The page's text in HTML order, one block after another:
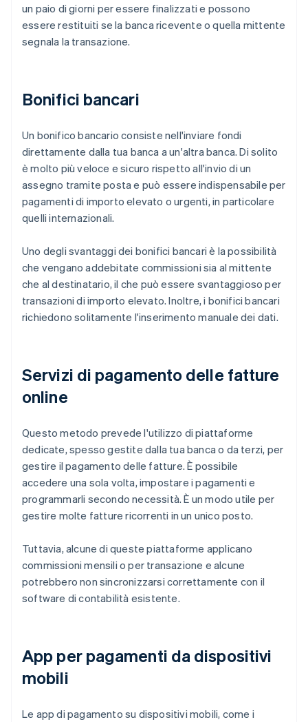
un paio di giorni per essere finalizzati e possono
essere restituiti se la banca ricevente o quella mittente
segnala la transazione.
Bonifici bancari
Un bonifico bancario consiste nell'inviare fondi
direttamente dalla tua banca a un'altra banca. Di solito
è molto più veloce e sicuro rispetto all'invio di un
assegno tramite posta e può essere indispensabile per
pagamenti di importo elevato o urgenti, in particolare
quelli internazionali.
Uno degli svantaggi dei bonifici bancari è la possibilità
che vengano addebitate commissioni sia al mittente
che al destinatario, il che può essere svantaggioso per
transazioni di importo elevato. Inoltre, i bonifici bancari
richiedono solitamente l'inserimento manuale dei dati.
Servizi di pagamento delle fatture
online
Questo metodo prevede l'utilizzo di piattaforme
dedicate, spesso gestite dalla tua banca o da terzi, per
gestire il pagamento delle fatture. È possibile
accedere una sola volta, impostare i pagamenti e
programmarli secondo necessità. È un modo utile per
gestire molte fatture ricorrenti in un unico posto.
Tuttavia, alcune di queste piattaforme applicano
commissioni mensili o per transazione e alcune
potrebbero non sincronizzarsi correttamente con il
software di contabilità esistente.
App per pagamenti da dispositivi
mobili
Le app di pagamento su dispositivi mobili, come i